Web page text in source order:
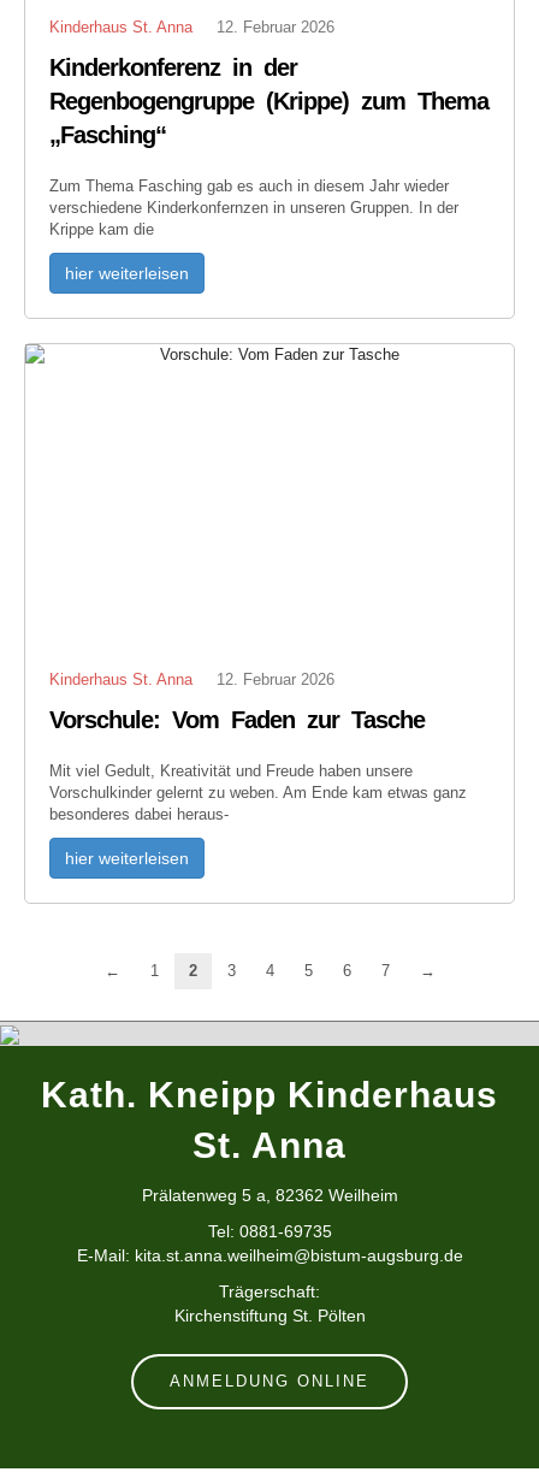
Kinderhaus St. Anna 12. Februar 2026
Kinderkonferenz in der
Regenbogengruppe (Krippe) zum Thema
„Fasching“
Zum Thema Fasching gab es auch in diesem Jahr wieder
verschiedene Kinderkonfernzen in unseren Gruppen. In der
Krippe kam die
hier weiterleisen
Kinderhaus St. Anna 12. Februar 2026
Vorschule: Vom Faden zur Tasche
Mit viel Gedult, Kreativität und Freude haben unsere
Vorschulkinder gelernt zu weben. Am Ende kam etwas ganz
besonderes dabei heraus-
hier weiterleisen
← 1 2 3 4 5 6 7 →
Kath. Kneipp Kinderhaus
St. Anna
Prälatenweg 5 a, 82362 Weilheim
Tel: 0881-69735
E-Mail: kita.st.anna.weilheim@bistum-augsburg.de
Trägerschaft:
Kirchenstiftung St. Pölten
ANMELDUNG ONLINE